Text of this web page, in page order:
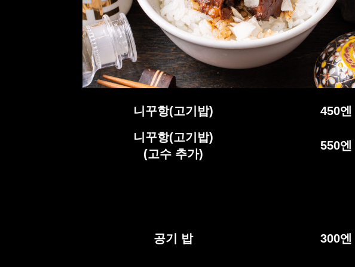
니꾸항(고기밥) 450엔
니꾸항(고기밥)
(고수 추가)
550엔
공기 밥 300엔